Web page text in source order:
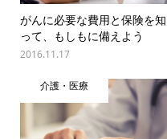
がんに必要な費用と保険を知
って、もしもに備えよう
2016.11.17
介護・医療